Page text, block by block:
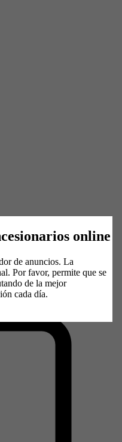
online
de anuncios. La
Por favor, permite que se
de la mejor
cada día.